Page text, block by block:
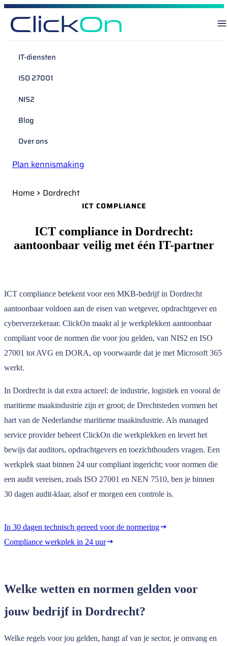
IT-diensten
ISO 27001
NIS2
Blog
Over ons
Plan kennismaking
Home Dordrecht
ICT COMPLIANCE
ICT compliance in Dordrecht:
aantoonbaar veilig met één IT-partner
ICT compliance betekent voor een MKB-bedrijf in Dordrecht
aantoonbaar voldoen aan de eisen van wetgever, opdrachtgever en
cyberverzekeraar. ClickOn maakt al je werkplekken aantoonbaar
compliant voor de normen die voor jou gelden, van NIS2 en ISO
27001 tot AVG en DORA, op voorwaarde dat je met Microsoft 365
werkt.
In Dordrecht is dat extra actueel: de industrie, logistiek en vooral de
maritieme maakindustrie zijn er groot; de Drechtsteden vormen het
hart van de Nederlandse maritieme maakindustrie. Als managed
service provider beheert ClickOn die werkplekken en levert het
bewijs dat auditors, opdrachtgevers en toezichthouders vragen. Een
werkplek staat binnen 24 uur compliant ingericht; voor normen die
een audit vereisen, zoals ISO 27001 en NEN 7510, ben je binnen
30 dagen audit-klaar, alsof er morgen een controle is.
In 30 dagen technisch gereed voor de normering
Compliance werkplek in 24 uur
Welke wetten en normen gelden voor
jouw bedrijf in Dordrecht?
Welke regels voor jou gelden, hangt af van je sector, je omvang en